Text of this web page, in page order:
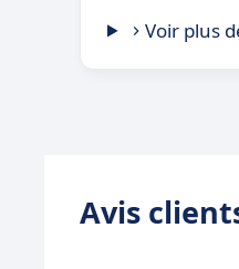
Voir plus
Avis